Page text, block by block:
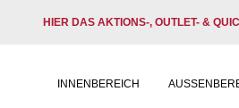
HIER DAS AKTIONS-, OUTLET- &
INNENBEREICH